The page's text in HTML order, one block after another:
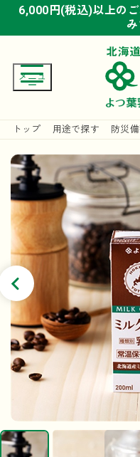
6,000円(税込)以上の
み
6,000円(税込)以上の
み
6,000円(税込)以上の
み
トップ 用途で探す 防災